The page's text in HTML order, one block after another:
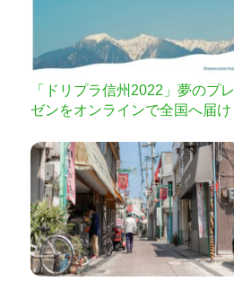
「ドリプラ信州2022」夢のプレ
ゼンをオンラインで全国へ届け